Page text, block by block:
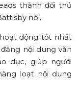
thành đối thủ
nói.
động tốt nhất
nội dung văn
dục, giúp người
loạt nội dung